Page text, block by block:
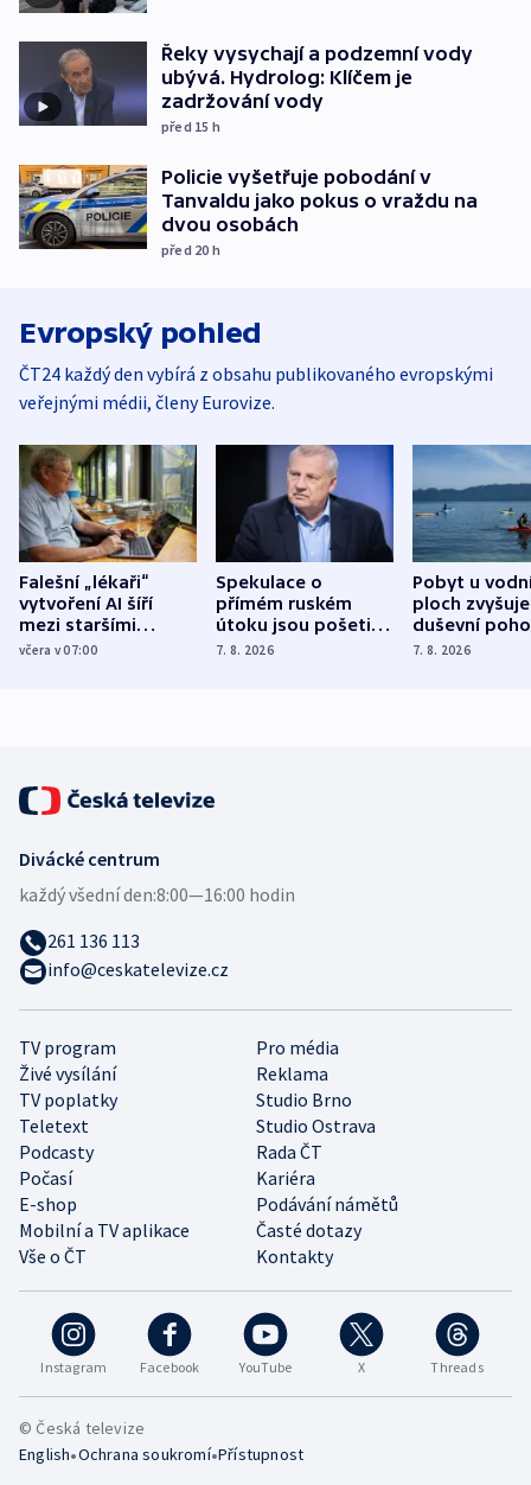
Řeky vysychají a podzemní vody
ubývá. Hydrolog: Klíčem je
zadržování vody
před 15 h
Policie vyšetřuje pobodání v
Tanvaldu jako pokus o vraždu na
dvou osobách
před 20 h
Evropský pohled
ČT24 každý den vybírá z obsahu publikovaného evropskými
veřejnými médii, členy Eurovize.
Falešní „lékaři“
vytvoření AI šíří
mezi staršími
Poláky nebezpečné
včera v 07:00
Spekulace o
přímém ruském
útoku jsou pošetilé,
míní estonský
7. 8. 2026
Pobyt u
ploch zvyšuje
duševní
ukázala
7. 8. 2026
Instagram Facebook YouTube X Threads
TV program
Pro média
Živé vysílání
Reklama
TV poplatky
Studio Brno
Teletext
Studio Ostrava
Podcasty
Rada ČT
Počasí
Kariéra
E-shop
Podávání námětů
Mobilní a TV aplikace
Časté dotazy
Vše o ČT
Kontakty
Divácké centrum
každý všední den:8:00—16:00 hodin
261 136 113
info@ceskatelevize.cz
© Česká televize
English•Ochrana soukromí•Přístupnost